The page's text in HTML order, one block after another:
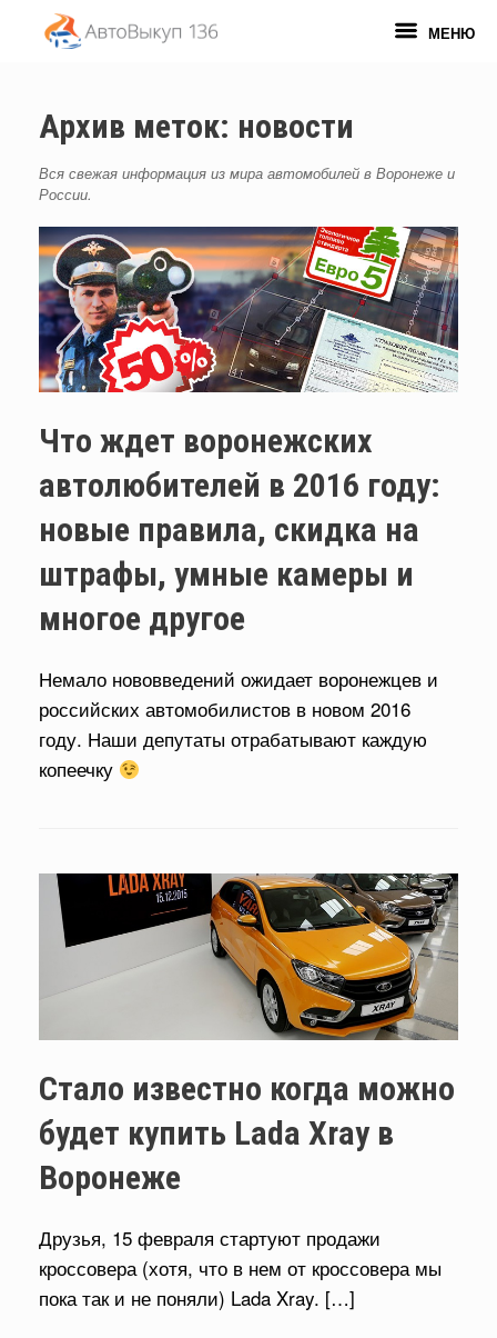
содержанию
МЕНЮ
Архив меток: новости
Вся свежая информация из мира автомобилей в Воронеже и
России.
Что ждет воронежских
автолюбителей в 2016 году:
новые правила, скидка на
штрафы, умные камеры и
многое другое
Немало нововведений ожидает воронежцев и
российских автомобилистов в новом 2016
году. Наши депутаты отрабатывают каждую
копеечку
Стало известно когда можно
будет купить Lada Xray в
Воронеже
Друзья, 15 февраля стартуют продажи
кроссовера (хотя, что в нем от кроссовера мы
пока так и не поняли) Lada Xray. […]